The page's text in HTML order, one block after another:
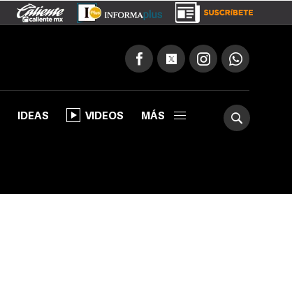
IDEAS VIDEOS MÁS